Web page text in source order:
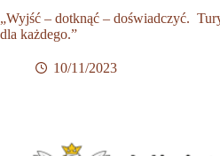
„Wyjść – dotknąć – doświadczyć.
dla każdego.”
10/11/2023